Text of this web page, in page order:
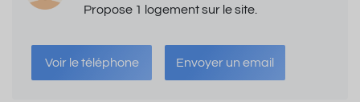
Propose 1 logement sur le site.
Voir le téléphone Envoyer un email